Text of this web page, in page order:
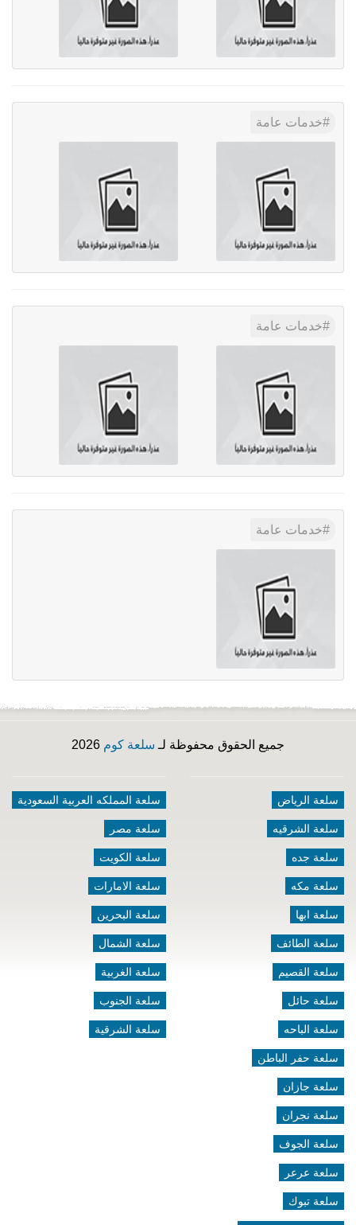
خدمات عامة
خدمات عامة
خدمات عامة
جميع الحقوق محفوظة لـ سلعة كوم
سلعة الرياض
سلعة الشرقيه
سلعة جده
سلعة مكه
سلعة ابها
سلعة الطائف
سلعة القصيم
سلعة حائل
سلعة الباحه
سلعة حفر الباطن
سلعة جازان
سلعة نجران
سلعة الجوف
سلعة عرعر
سلعة تبوك
سلعة المملكه العربية السعودية
سلعة مصر
سلعة الكويت
سلعة الامارات
سلعة البحرين
سلعة الشمال
سلعة الغربية
سلعة الجنوب
سلعة الشرقية